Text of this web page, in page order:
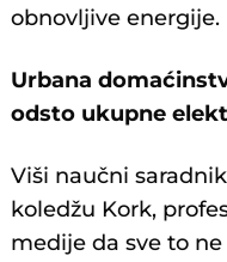
obnovljive energije.
Urbana
odsto ukupne
Viši naučni
koledžu Kork,
medije da sve to